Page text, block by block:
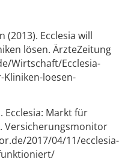
(2013). Ecclesia will
lösen. ÄrzteZeitung
Wirtschaft/Ecclesia-
loesen-
Ecclesia: Markt für
Versicherungsmonitor
2017/04/11/ecclesia-